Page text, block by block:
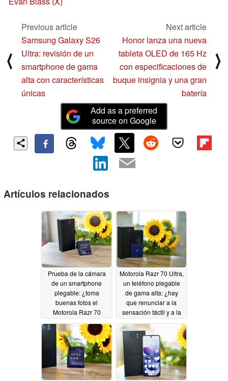
⟨
Previous article
Samsung Galaxy S26
Ultra: revisión de un
smartphone de gama
alta con características
únicas
Next article
Honor lanza una nueva
tableta OLED de 165 Hz
con especificaciones de
buque insignia y una gran
batería
⟩
Add as a preferred
source on Google
Artículos relacionados
Prueba de la cámara
de un smartphone
plegable: ¿toma
buenas fotos el
Motorola Razr 70
07/31/2026
Motorola Razr 70 Ultra,
un teléfono plegable
de gama alta: ¿hay
que renunciar a la
sensación táctil y a la
materiales?
07/31/2026